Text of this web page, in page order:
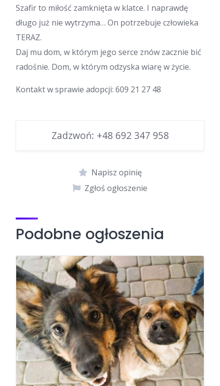
Szafir to miłość zamknięta w klatce. I naprawdę
długo już nie wytrzyma… On potrzebuje człowieka
TERAZ.
Daj mu dom, w którym jego serce znów zacznie bić
radośnie. Dom, w którym odzyska wiarę w życie.
Kontakt w sprawie adopcji: 609 21 27 48
Zadzwoń: +48 692 347 958
Napisz opinię
Zgłoś ogłoszenie
Podobne ogłoszenia